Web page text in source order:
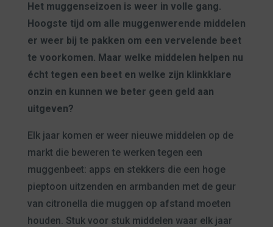
Het muggenseizoen is weer in volle gang.
Hoogste tijd om alle muggenwerende middelen
er weer bij te pakken om een vervelende beet
te voorkomen. Maar welke middelen helpen nu
écht tegen een beet en welke zijn klinkklare
onzin en kunnen we beter geen geld aan
uitgeven?
Elk jaar komen er weer nieuwe middelen op de
markt die beweren te werken tegen een
muggenbeet: apps en stekkers die een hoge
pieptoon uitzenden en armbanden met de geur
van citronella die muggen op afstand moeten
houden. Stuk voor stuk middelen waar elk jaar